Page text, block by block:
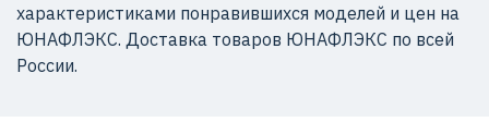
характеристиками понравившихся моделей и цен на
ЮНАФЛЭКС. Доставка товаров ЮНАФЛЭКС по всей
России.